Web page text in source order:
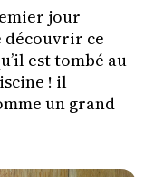
jour
découvrir ce
est tombé au
! il
un grand